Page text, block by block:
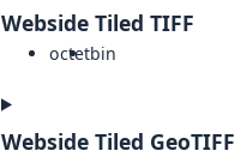
Webside Tiled TIFF
octetbin
Webside Tiled GeoTIFF